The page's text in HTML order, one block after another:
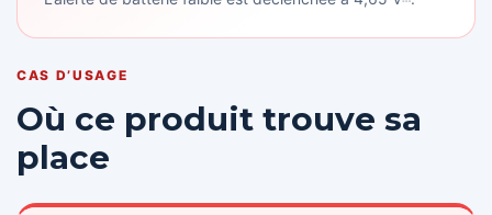
CAS D’USAGE
Où ce produit trouve sa
place